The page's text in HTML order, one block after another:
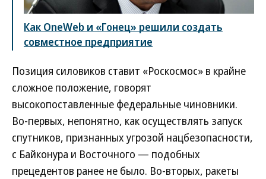
Как OneWeb и «Гонец» решили создать
совместное предприятие
Позиция силовиков ставит «Роскосмос» в крайне
сложное положение, говорят
высокопоставленные федеральные чиновники.
Во-первых, непонятно, как осуществлять запуск
спутников, признанных угрозой нацбезопасности,
с Байконура и Восточного — подобных
прецедентов ранее не было. Во-вторых, ракеты